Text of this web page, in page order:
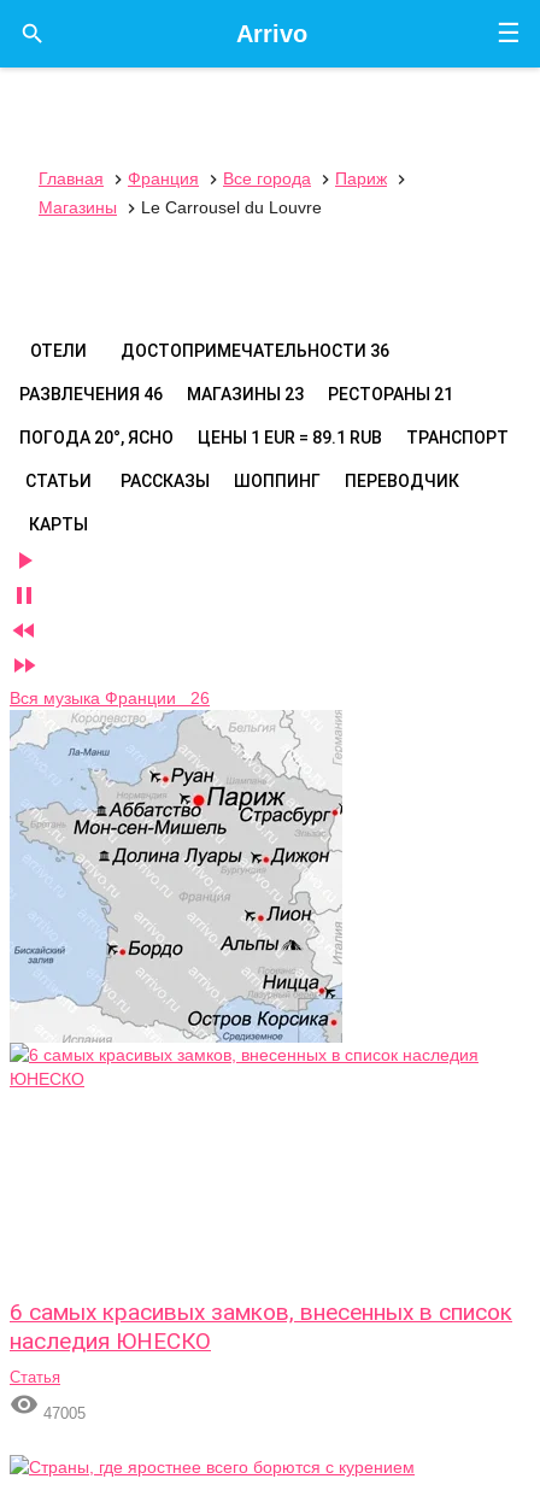
☰
Arrivo

Главная  Франция  Все города  Париж

Магазины
 Le Carrousel du Louvre
ОТЕЛИ ДОСТОПРИМЕЧАТЕЛЬНОСТИ 36
РАЗВЛЕЧЕНИЯ 46 МАГАЗИНЫ 23 РЕСТОРАНЫ 21
ПОГОДА 20°, ЯСНО ЦЕНЫ 1 EUR = 89.1 RUB ТРАНСПОРТ
СТАТЬИ РАССКАЗЫ ШОППИНГ ПЕРЕВОДЧИК
КАРТЫ




Вся музыка Франции 26
6 самых красивых замков, внесенных в список
наследия ЮНЕСКО
Статья
 47005